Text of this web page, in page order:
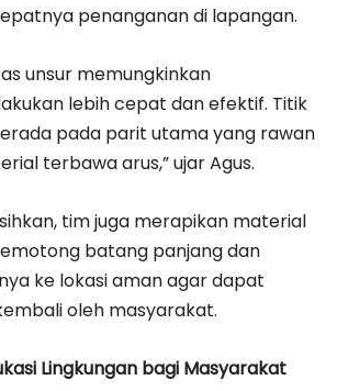
penanganan di lapangan.
unsur memungkinkan
lebih cepat dan efektif. Titik
pada parit utama yang rawan
terbawa arus,” ujar Agus.
tim juga merapikan material
batang panjang dan
ke lokasi aman agar dapat
oleh masyarakat.
Lingkungan bagi Masyarakat